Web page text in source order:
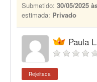
Submetido: 30/05/2025
estimada: Privado
Paula
Rejeitada